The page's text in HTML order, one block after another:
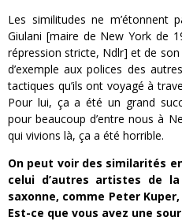
Les similitudes ne m’étonnent
Giulani [maire de New York de
répression stricte, Ndlr] et de
d’exemple aux polices des
tactiques qu’ils ont voyagé à
Pour lui, ça a été un grand
pour beaucoup d’entre nous à
qui vivions là, ça a été horrible.
On peut voir des similarités
celui d’autres artistes de
saxonne, comme Peter
Est-ce que vous avez une